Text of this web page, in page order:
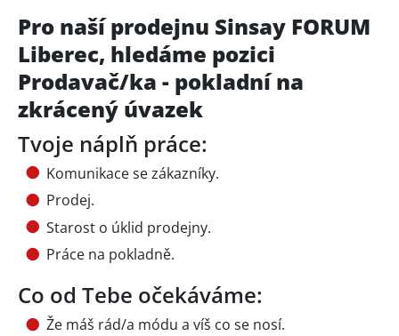
Pro naší prodejnu Sinsay FORUM
Liberec, hledáme pozici
Prodavač/ka - pokladní na
zkrácený úvazek
Tvoje náplň práce:
Komunikace se zákazníky.
Prodej.
Starost o úklid prodejny.
Práce na pokladně.
Co od Tebe očekáváme:
Že máš rád/a módu a víš co se nosí.